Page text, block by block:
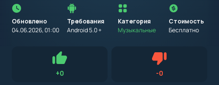
Обновлено
04.06.2026, 01:00
Требования
Android 5.0 +
установкой
приложения
на
устройство
с
Категория
Музыкальные
Стоимость
Бесплатно
обращать внимание на установленную версию Android
OS. Мы указываем минимально необходимую версию для
+0Нравится -0Не нравится